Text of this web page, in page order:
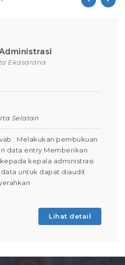
Ekasarana
Selatan
: Melakukan pembukuan
data entry Memberikan
kepala administrasi
untuk dapat diaudit
Lihat detail